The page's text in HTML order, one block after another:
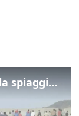
I migranti a Ceuta dormono sulla spiaggia: "Vogliamo entrare in Europa"